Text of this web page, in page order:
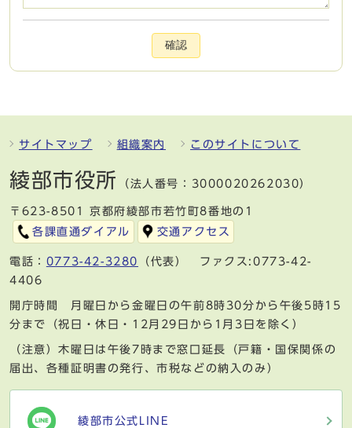
確認
サイトマップ 組織案内 このサイトについて
綾部市役所 （法人番号：3000020262030）
〒623-8501 京都府綾部市若竹町8番地の1
各課直通ダイアル
交通アクセス
電話： 0773-42-3280
（代表） ファクス:0773-42-
4406
開庁時間 月曜日から金曜日の午前8時30分から午後5時15
分まで（祝日・休日・12月29日から1月3日を除く）
（注意）木曜日は午後7時まで窓口延長（戸籍・国保関係の
届出、各種証明書の発行、市税などの納入のみ）
綾部市公式LINE